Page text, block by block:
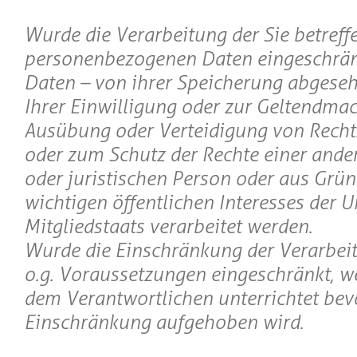
Wurde die Verarbeitung der Sie
personenbezogenen Daten
Daten – von ihrer Speicherung
Ihrer Einwilligung oder zur
Ausübung oder Verteidigung von
oder zum Schutz der Rechte einer
oder juristischen Person oder aus
wichtigen öffentlichen Interesses der
Mitgliedstaats verarbeitet werden.
Wurde die Einschränkung der
o.g. Voraussetzungen eingeschränkt,
dem Verantwortlichen unterrichtet
Einschränkung aufgehoben wird.